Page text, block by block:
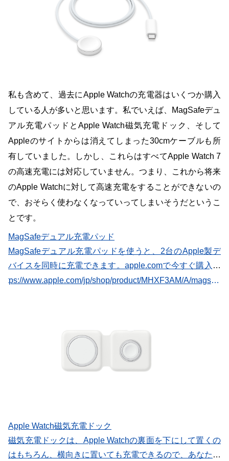
私も含めて、過去にApple Watchの充電器はいくつか購入
している人が多いと思います。私でいえば、MagSafeデュ
アル充電パッドとApple Watch磁気充電ドック、そして
Appleのサイトからは消えてしまった30cmケーブルも所
有していました。しかし、これらはすべてApple Watch 7
の高速充電には対応していません。つまり、これから将来
のApple Watchに対して高速充電をすることができないの
で、おそらく使わなくなっていってしまいそうだというこ
とです。
MagSafeデュアル充電パッド
MagSafeデュアル充電パッドを使うと、2台のApple製デ
バイスを同時に充電できます。apple.comで今すぐ購入で
きます。
https://www.apple.com/jp/shop/product/MHXF3AM/A/magsafe%E3%83%87%E3%83%A5%E3%82%A2%E3%83%AB%E5%85%85%E9%9B%BB%E3%83%91%E3%83%83%E3%83%89?fnode=73f99bb06181f5cf35e5c897af91655b29855cf780f7c14b36008ba69e15caa5212f7ed2272af8e99afe25b6add136a834c59c587dd3af8b2ffc00aca56b9d7e555ea4b92cb541013ec211f3b958c54636575f541ceee16d1c3f9fd043b9ee18d967ffa2c3184dc6612511a8b17c3019&fs=f%3Dseries6%26fh%3D47a7%252B4d1c
Apple Watch磁気充電ドック
磁気充電ドックは、Apple Watchの裏面を下にして置くの
はもちろん、横向きに置いても充電できるので、あなたの